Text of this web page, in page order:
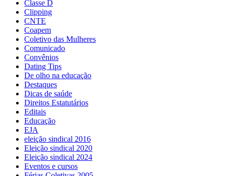
Classe D
Clipping
CNTE
Coapem
Coletivo das Mulheres
Comunicado
Convênios
Dating Tips
De olho na educação
Destaques
Dicas de saúde
Direitos Estatutários
Editais
Educação
EJA
eleição sindical 2016
Eleição sindical 2020
Eleição sindical 2024
Eventos e cursos